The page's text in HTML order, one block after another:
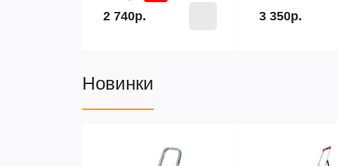
2 740р. 3 350р.
Новинки